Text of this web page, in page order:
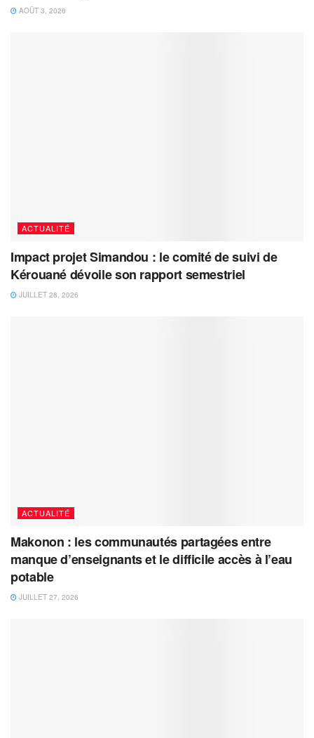
AOÛT 3, 2026
ACTUALITÉ
Impact projet Simandou : le comité de suivi de
Kérouané dévoile son rapport semestriel
JUILLET 28, 2026
ACTUALITÉ
Makonon : les communautés partagées entre
manque d’enseignants et le difficile accès à l’eau
potable
JUILLET 27, 2026